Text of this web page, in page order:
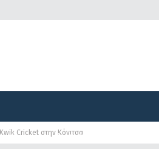
Διοργανώσεις
Cricket στην Κόνιτσα